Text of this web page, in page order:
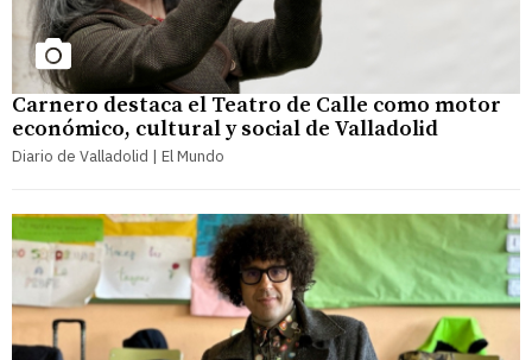
Carnero destaca el Teatro de Calle como motor
económico, cultural y social de Valladolid
Diario de Valladolid | El Mundo